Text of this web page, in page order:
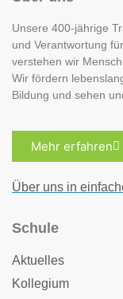
Unsere 400-jährige
und Verantwortung
verstehen wir
Wir fördern
Bildung und sehen
Mehr erfahren
Über uns in
Schule
Aktuelles
Kollegium